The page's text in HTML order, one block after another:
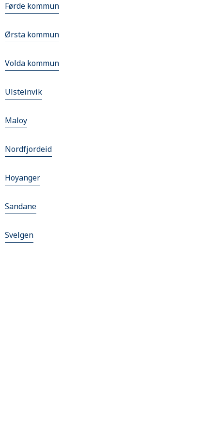
Førde kommun
Ørsta kommun
Volda kommun
Ulsteinvik
Maloy
Nordfjordeid
Hoyanger
Sandane
Svelgen